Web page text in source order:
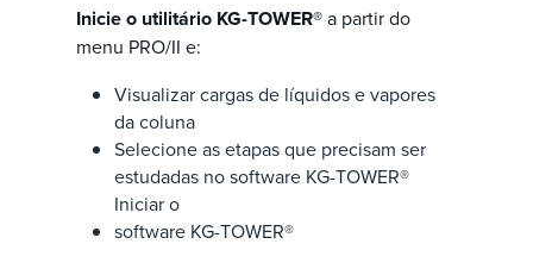
Inicie o utilitário KG-TOWER®a partir do
menu PRO/II e:
Visualizar cargas de líquidos e vapores
da coluna
Selecione as etapas que precisam ser
estudadas no software KG-TOWER®
Iniciar o
software KG-TOWER®